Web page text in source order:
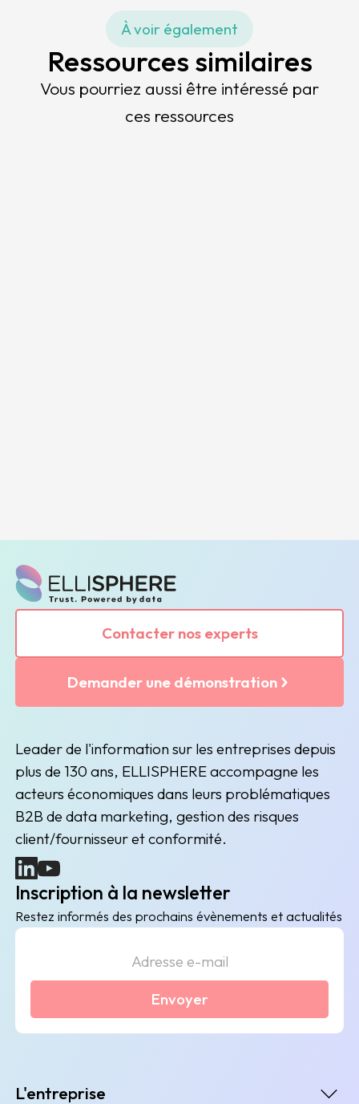
À voir également
Ressources similaires
Vous pourriez aussi être intéressé par
ces ressources
Contacter nos experts
Demander une démonstration
Leader de l'information sur les entreprises depuis
plus de 130 ans, ELLISPHERE accompagne les
acteurs économiques dans leurs problématiques
B2B de data marketing, gestion des risques
client/fournisseur et conformité.
(nouvelle fenêtre)
(nouvelle fenêtre)
Inscription à la newsletter
Restez informés des prochains évènements et actualités
Envoyer
L'entreprise